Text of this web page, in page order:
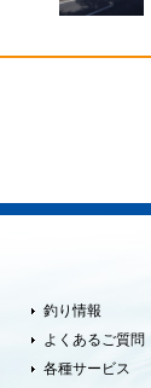
釣り情報
よくあるご質問
各種サービス